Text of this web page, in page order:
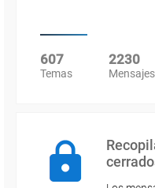
607
Temas
2230
Mensajes